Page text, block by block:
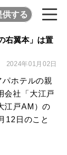
供する
右翼本」は置
2024年01月02日
ホテルの親
会社「大江戸
江戸AM）の
12日のこと